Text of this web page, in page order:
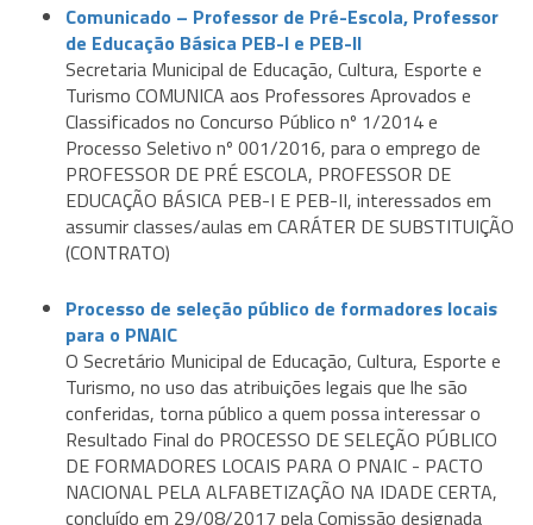
Comunicado – Professor de Pré-Escola, Professor
de Educação Básica PEB-I e PEB-II
Secretaria Municipal de Educação, Cultura, Esporte e
Turismo COMUNICA aos Professores Aprovados e
Classificados no Concurso Público nº 1/2014 e
Processo Seletivo nº 001/2016, para o emprego de
PROFESSOR DE PRÉ ESCOLA, PROFESSOR DE
EDUCAÇÃO BÁSICA PEB-I E PEB-II, interessados em
assumir classes/aulas em CARÁTER DE SUBSTITUIÇÃO
(CONTRATO)
Processo de seleção público de formadores locais
para o PNAIC
O Secretário Municipal de Educação, Cultura, Esporte e
Turismo, no uso das atribuições legais que lhe são
conferidas, torna público a quem possa interessar o
Resultado Final do PROCESSO DE SELEÇÃO PÚBLICO
DE FORMADORES LOCAIS PARA O PNAIC - PACTO
NACIONAL PELA ALFABETIZAÇÃO NA IDADE CERTA,
concluído em 29/08/2017 pela Comissão designada